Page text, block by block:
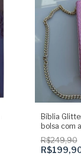
Bíblia
bolsa com
R$249,90